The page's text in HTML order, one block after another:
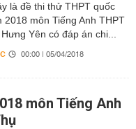
là đề thi thử THPT quốc
2018 môn Tiếng Anh THPT
Yên có đáp án chi...
00:00 | 05/04/2018
môn Tiếng Anh